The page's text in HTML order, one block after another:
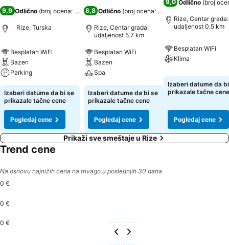
9,9 Odlično (broj ocena: 302)
Rize, Turska
Besplatan WiFi
Bazen
Parking
Izaberi datume da bi se
prikazale tačne cene
Pogledaj cene
8,8 Odlično (broj ocena: 3.224
Rize, Centar grada:
udaljenost 5.7 km
Besplatan WiFi
Bazen
Spa
Izaberi datume da bi se
prikazale tačne cene
Pogledaj cene
9,0 Odlično (broj
Rize, Centar grada:
udaljenost 0.5 km
Besplatan WiFi
Klima
Izaberi datume da
prikazale tačne cene
Pogledaj cene
Prikaži sve smeštaje u Rize
Trend cene
Na osnovu najnižih cena na trivago u poslednjih 30 dana
0 €
0 €
0 €